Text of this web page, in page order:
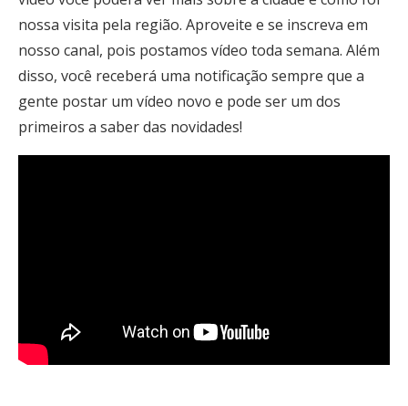
nossa visita pela região. Aproveite e se inscreva em
nosso canal, pois postamos vídeo toda semana. Além
disso, você receberá uma notificação sempre que a
gente postar um vídeo novo e pode ser um dos
primeiros a saber das novidades!